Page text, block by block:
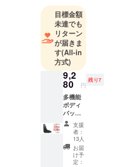
2018年、ク
ラウドファ
ンディング
事業にも参
入し、主に
海外から斬
新なる高品
質電子製品
を日本へ輸
入し、日本
のお客様に
紹介する。
目標金額
未達でも
リターン
が届きま
す(All-in
方式)
9,2
80 円
残り7
多機能
ボディ
バッグ
「Orion
」1セッ
トのお
届けで
す。 【
1セット
支援
者：
13人
お届
け予
定：